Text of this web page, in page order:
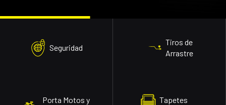
Seguridad
Tiros de
Arrastre
Porta Motos y
Tapetes